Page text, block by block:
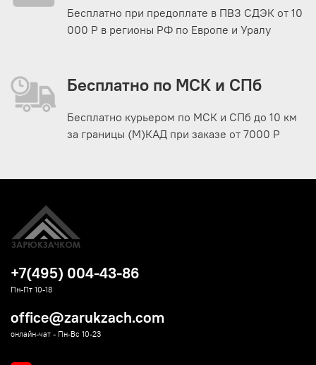
Бесплатно при предоплате в ПВЗ СДЭК от 10
000 Р в регионы РФ по Европе и Уралу
Бесплатно по МСК и СПб
Бесплатно курьером по МСК и СПб до 10 км
за границы (М)КАД при заказе от 7000 Р
+7(495) 004-43-86
Пн-Пт 10-18
office@zarukzach.com
онлайн-чат - Пн-Вс 10-23